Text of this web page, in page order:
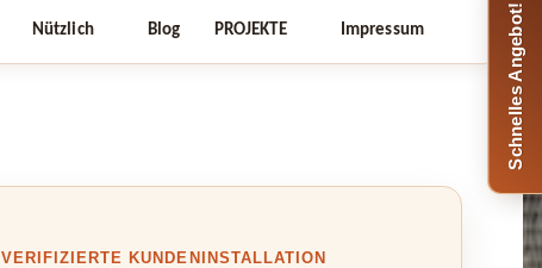
Nützlich Blog PROJEKTE Impressum
VERIFIZIERTE KUNDENINSTALLATION
Schnelles Angebot!